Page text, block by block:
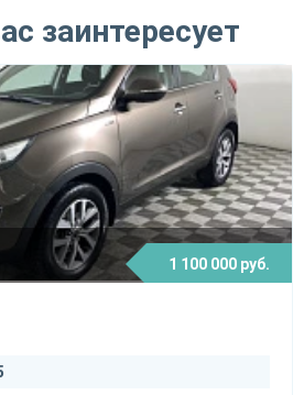
заинтересует
1 100 000 руб.